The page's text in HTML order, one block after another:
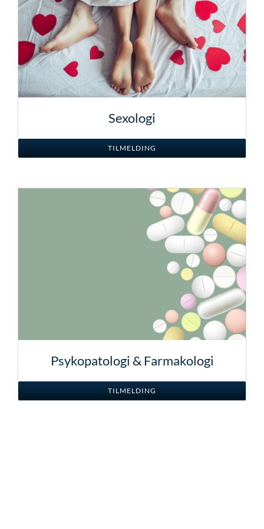
Sexologi
TILMELDING
Psykopatologi & Farmakologi
TILMELDING